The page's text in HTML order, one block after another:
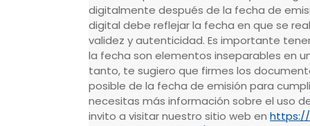
digitalmente después de la fecha de
digital debe reflejar la fecha en que se
validez y autenticidad. Es importante
la fecha son elementos inseparables en
tanto, te sugiero que firmes los
posible de la fecha de emisión para
necesitas más información sobre el uso
invito a visitar nuestro sitio web en